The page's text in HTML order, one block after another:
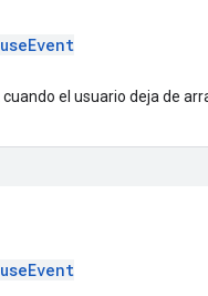
el usuario deja de